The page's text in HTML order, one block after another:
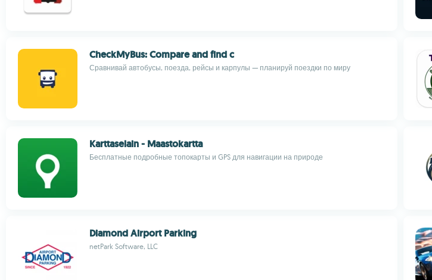
CheckMyBus: Compare and find c
Сравнивай автобусы, поезда, рейсы и карпулы — планируй поездки по миру
Karttaselain - Maastokartta
Бесплатные подробные топокарты и GPS для навигации на природе
Diamond Airport Parking
netPark Software, LLC